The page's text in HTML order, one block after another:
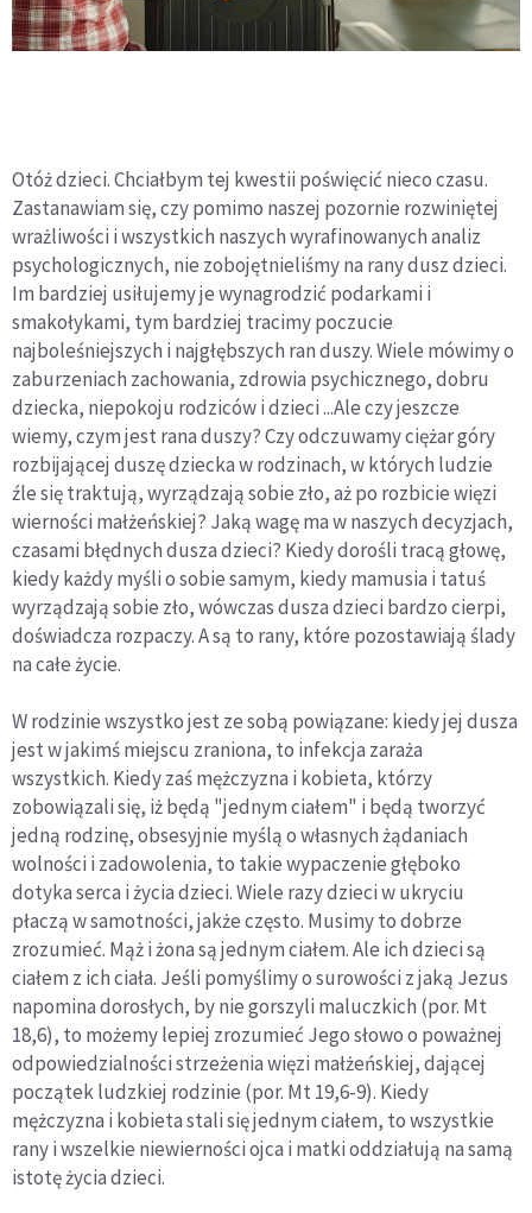
Otóż dzieci. Chciałbym tej kwestii poświęcić nieco czasu.
Zastanawiam się, czy pomimo naszej pozornie rozwiniętej
wrażliwości i wszystkich naszych wyrafinowanych analiz
psychologicznych, nie zobojętnieliśmy na rany dusz dzieci.
Im bardziej usiłujemy je wynagrodzić podarkami i
smakołykami, tym bardziej tracimy poczucie
najboleśniejszych i najgłębszych ran duszy. Wiele mówimy o
zaburzeniach zachowania, zdrowia psychicznego, dobru
dziecka, niepokoju rodziców i dzieci ...Ale czy jeszcze
wiemy, czym jest rana duszy? Czy odczuwamy ciężar góry
rozbijającej duszę dziecka w rodzinach, w których ludzie
źle się traktują, wyrządzają sobie zło, aż po rozbicie więzi
wierności małżeńskiej? Jaką wagę ma w naszych decyzjach,
czasami błędnych dusza dzieci? Kiedy dorośli tracą głowę,
kiedy każdy myśli o sobie samym, kiedy mamusia i tatuś
wyrządzają sobie zło, wówczas dusza dzieci bardzo cierpi,
doświadcza rozpaczy. A są to rany, które pozostawiają ślady
na całe życie.
W rodzinie wszystko jest ze sobą powiązane: kiedy jej dusza
jest w jakimś miejscu zraniona, to infekcja zaraża
wszystkich. Kiedy zaś mężczyzna i kobieta, którzy
zobowiązali się, iż będą "jednym ciałem" i będą tworzyć
jedną rodzinę, obsesyjnie myślą o własnych żądaniach
wolności i zadowolenia, to takie wypaczenie głęboko
dotyka serca i życia dzieci. Wiele razy dzieci w ukryciu
płaczą w samotności, jakże często. Musimy to dobrze
zrozumieć. Mąż i żona są jednym ciałem. Ale ich dzieci są
ciałem z ich ciała. Jeśli pomyślimy o surowości z jaką Jezus
napomina dorosłych, by nie gorszyli maluczkich (por. Mt
18,6), to możemy lepiej zrozumieć Jego słowo o poważnej
odpowiedzialności strzeżenia więzi małżeńskiej, dającej
początek ludzkiej rodzinie (por. Mt 19,6-9). Kiedy
mężczyzna i kobieta stali się jednym ciałem, to wszystkie
rany i wszelkie niewierności ojca i matki oddziałują na samą
istotę życia dzieci.